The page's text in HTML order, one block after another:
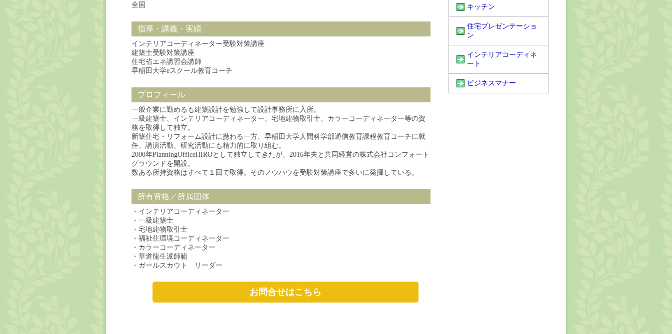
全国
指導・講義・実績
インテリアコーディネーター受験対策講座
建築士受験対策講座
住宅省エネ講習会講師
早稲田大学eスクール教育コーチ
プロフィール
一般企業に勤めるも建築設計を勉強して設計事務所に入所。
一級建築士、インテリアコーディネーター、宅地建物取引士、カラーコーディネーター等の資
格を取得して独立。
新築住宅・リフォーム設計に携わる一方、早稲田大学人間科学部通信教育課程教育コーチに就
任、講演活動、研究活動にも精力的に取り組む。
2000年PlanningOfficeHIROとして独立してきたが、2016年夫と共同経営の株式会社コンフォート
グラウンドを開設。
数ある所持資格はすべて１回で取得。そのノウハウを受験対策講座で多いに発揮している。
所有資格／所属団体
・インテリアコーディネーター
・一級建築士
・宅地建物取引士
・福祉住環境コーディネーター
・カラーコーディネーター
・華道龍生派師範
・ガールスカウト リーダー
お問合せはこちら
キッチン
住宅プレゼンテーショ
ン
インテリアコーディネ
ート
ビジネスマナー